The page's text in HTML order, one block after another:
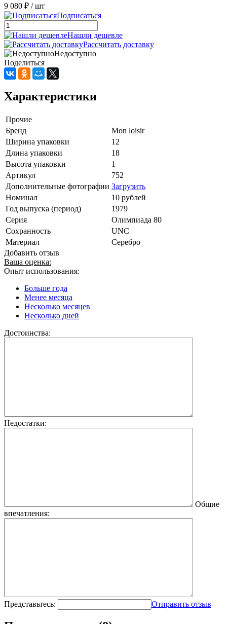
9 080 ₽ / шт
Подписаться
Нашли дешевле
Рассчитать доставку
Недоступно
Поделиться
Характеристики
Прочие
Бренд
Mon loisir
Ширина упаковки
12
Длина упаковки
18
Высота упаковки
1
Артикул
752
Дополнительные фотографии Загрузить
Номинал
10 рублей
Год выпуска (период)
1979
Серия
Олимпиада 80
Сохранность
UNC
Материал
Серебро
Добавить отзыв
Ваша оценка:
Опыт использования:
Больше года
Менее месяца
Несколько месяцев
Несколько дней
Достоинства:
Недостатки:
Общие
впечатления:
Представьтесь: Отправить отзыв